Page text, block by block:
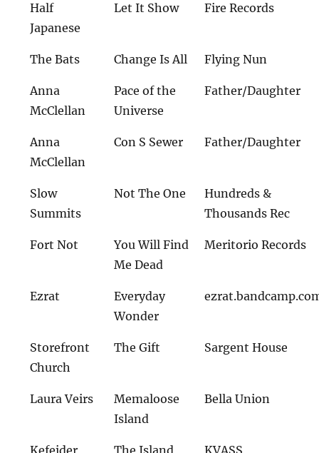
Half
Japanese
Let It Show Fire Records
The Bats Change Is All Flying Nun
Anna
McClellan
Pace of the
Universe
Father/Daughter
Anna
McClellan
Con S Sewer Father/Daughter
Slow
Summits
Not The One
Hundreds &
Thousands Rec
Fort Not
You Will Find
Me Dead
Meritorio Records
Ezrat
Everyday
Wonder
Storefront
Church
The Gift Sargent House
Laura Veirs
Memaloose
Island
Bella Union